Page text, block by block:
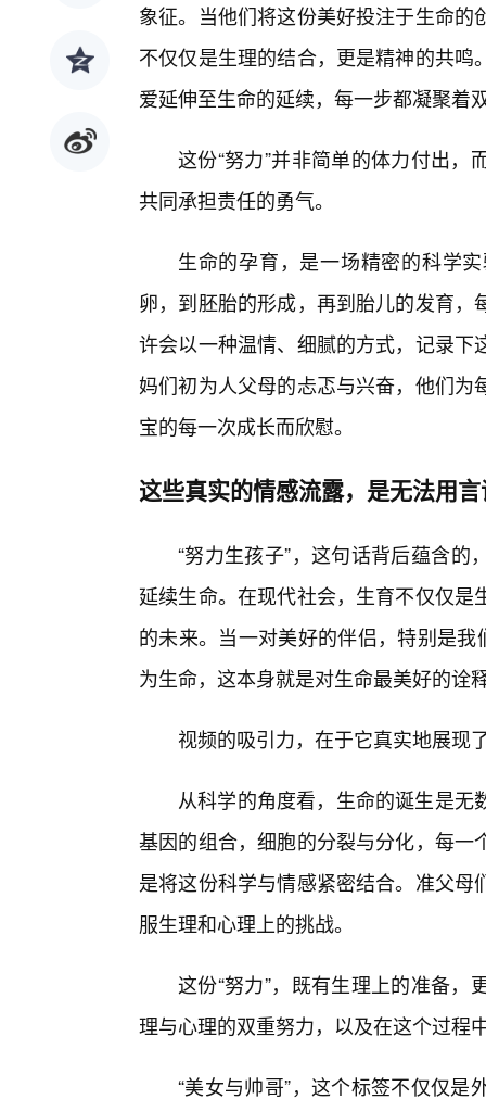
象征。当他们将这份美好投注于生命
不仅仅是生理的结合，更是精神的共
爱延伸至生命的延续，每一步都凝聚着
这份“努力”并非简单的体力付出
共同承担责任的勇气。
生命的孕育，是一场精密的科学
卵，到胚胎的形成，再到胎儿的发育
许会以一种温情、细腻的方式，记录
妈们初为人父母的忐忑与兴奋，他们
宝的每一次成长而欣慰。
这些真实的情感流露，是无法用
“努力生孩子”，这句话背后蕴含
延续生命。在现代社会，生育不仅仅
的未来。当一对美好的伴侣，特别是
为生命，这本身就是对生命最美好的诠
视频的吸引力，在于它真实地展现
从科学的角度看，生命的诞生是
基因的组合，细胞的分裂与分化，每
是将这份科学与情感紧密结合。准父
服生理和心理上的挑战。
这份“努力”，既有生理上的准备
理与心理的双重努力，以及在这个过程
“美女与帅哥”，这个标签不仅仅